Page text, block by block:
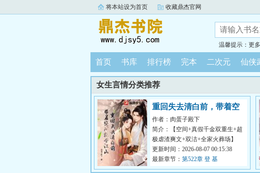
将本站设为首页 收藏鼎杰官网
温馨提示：更
首页 书库 排行榜 完本 二次元 仙侠
女生言情分类推荐
重回失去清白前，带着空
间抢夺江山
作者：肉蛋子殿下
简介：【空间+真假千金双重生+超
极虐渣爽文+双洁+全家火葬场】
&lt;br/&gt;【白切黑、貌美绝伦贵女
+禁欲、...
更新时间：2026-08-07 00:15:38
最新章节： 第522章 登 基